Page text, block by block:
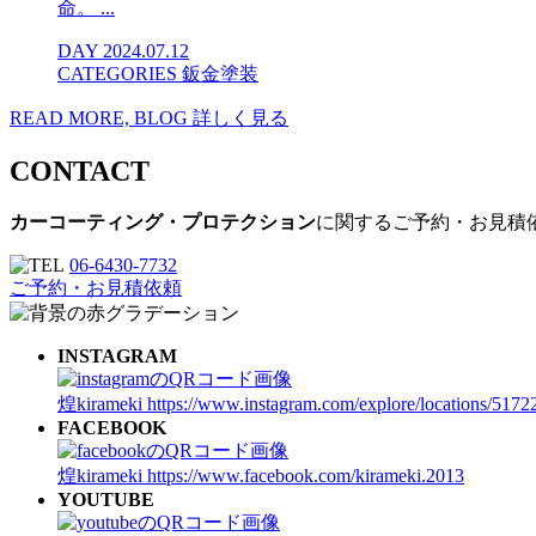
命。 ...
DAY 2024.07.12
CATEGORIES 鈑金塗装
READ MORE, BLOG 詳しく見る
CONTACT
カーコーティング・プロテクションに関するご予約・お見積
06-6430-7732
ご予約・お見積依頼
INSTAGRAM
煌kirameki https://www.instagram.com/explore/locations/
FACEBOOK
煌kirameki https://www.facebook.com/kirameki.2013
YOUTUBE